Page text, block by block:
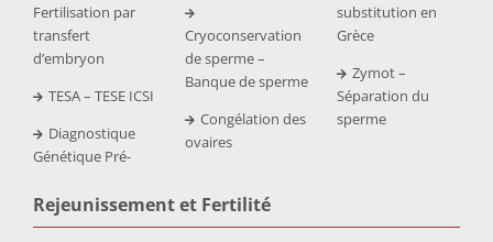
Fertilisation par
transfert
d’embryon
TESA – TESE ICSI
Diagnostique
Génétique Pré-
Cryoconservation
de sperme –
Banque de sperme
Congélation des
ovaires
substitution en
Grèce
Zymot –
Séparation du
sperme
Rejeunissement et Fertilité